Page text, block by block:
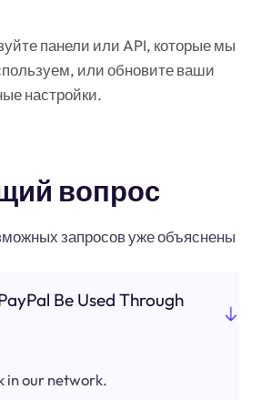
панели или API, которые мы
или обновите ваши
настройки.
вопрос
запросов уже объяснены
Be Used Through
in our network.